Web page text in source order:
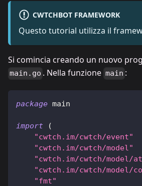
CWTCHBOT FRAMEWORK
Questo tutorial utilizza il
Si comincia creando un nuovo
main.go . Nella funzione main :
package main
import
(
"cwtch.im/cwtch/event"
"cwtch.im/cwtch/model"
"cwtch.im/cwtch/model/
"cwtch.im/cwtch/model/
"fmt"